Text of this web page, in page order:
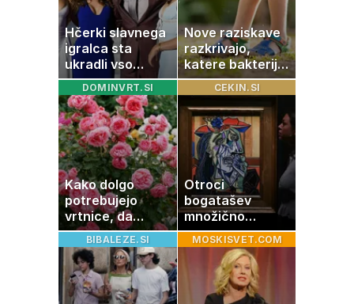
Hčerki slavnega
igralca sta
ukradli vso
pozornost
Nove raziskave
razkrivajo,
katere bakterije
na koži privlačijo
komarje
DOMINVRT.SI
Kako dolgo
potrebujejo
vrtnice, da
zrastejo? Vse o
rasti, cvetenju in
negi vrtnic
CEKIN.SI
Otroci
bogatašev
množično
prodajajo
družinske
zbirke: raje imajo
denar kot
umetnine
BIBALEZE.SI MOSKISVET.COM